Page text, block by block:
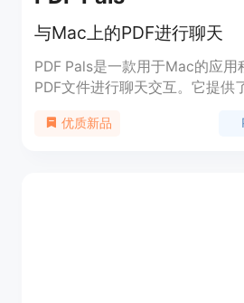
与Mac上的PDF进行聊天
PDF Pals是一款用于Mac的应用
PDF文件进行聊天交互。它提供
许可后，永久使用。
优质新品